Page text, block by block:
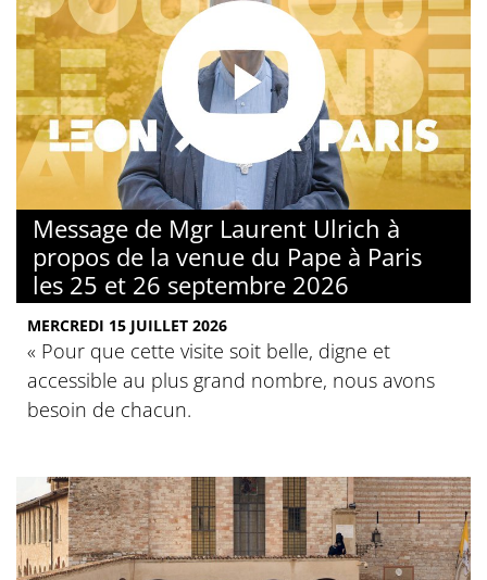
Message de Mgr Laurent Ulrich à
propos de la venue du Pape à Paris
les 25 et 26 septembre 2026
MERCREDI 15 JUILLET 2026
« Pour que cette visite soit belle, digne et
accessible au plus grand nombre, nous avons
besoin de chacun.